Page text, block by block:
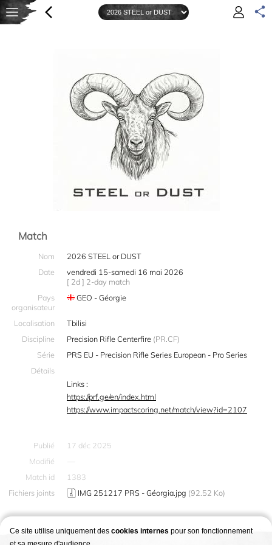
Match
Nom
2026 STEEL or DUST
Date
vendredi 15-samedi 16 mai 2026
[ 2d ] 2-day match
Pays
organisateur
GEO - Géorgie
Localisation
Tbilisi
Discipline
Precision Rifle Centerfire (PR.CF)
Série
PRS EU - Precision Rifle Series European - Pro Series
Détails
Links :
https://prf.ge/en/index.html
https://www.impactscoring.net/match/view?id=2107
Publié
17 déc 2025
Modifié
—
Match id
1383
Fichiers joints
IMG 251217 PRS - Géorgia.jpg (92.52 Ko)
Ce site utilise uniquement des cookies internes pour son fonctionnement